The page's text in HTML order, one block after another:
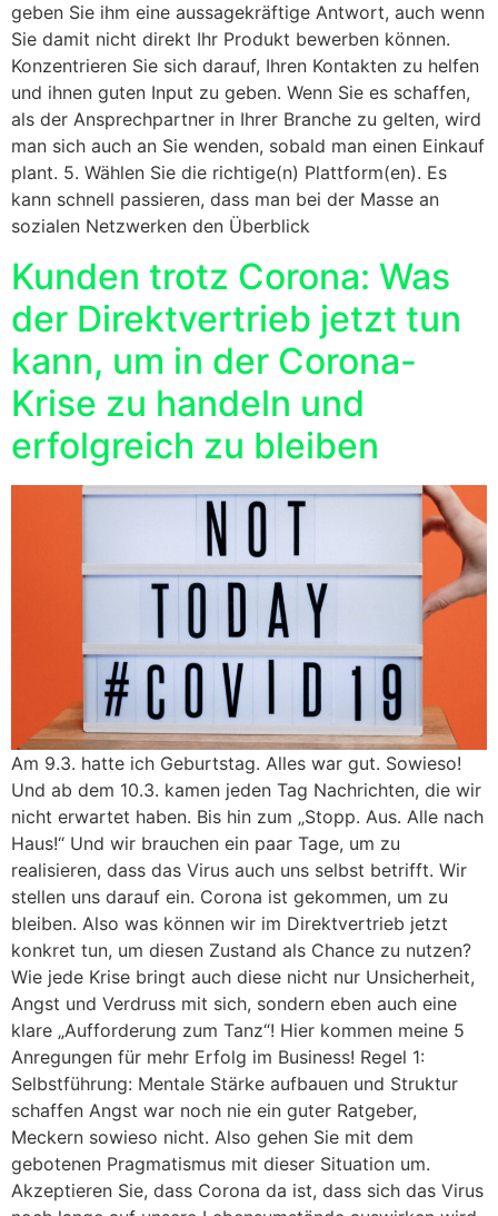
geben Sie ihm eine aussagekräftige Antwort, auch wenn
Sie damit nicht direkt Ihr Produkt bewerben können.
Konzentrieren Sie sich darauf, Ihren Kontakten zu helfen
und ihnen guten Input zu geben. Wenn Sie es schaffen,
als der Ansprechpartner in Ihrer Branche zu gelten, wird
man sich auch an Sie wenden, sobald man einen Einkauf
plant. 5. Wählen Sie die richtige(n) Plattform(en). Es
kann schnell passieren, dass man bei der Masse an
sozialen Netzwerken den Überblick
Kunden trotz Corona: Was
der Direktvertrieb jetzt tun
kann, um in der Corona-
Krise zu handeln und
erfolgreich zu bleiben
Am 9.3. hatte ich Geburtstag. Alles war gut. Sowieso!
Und ab dem 10.3. kamen jeden Tag Nachrichten, die wir
nicht erwartet haben. Bis hin zum „Stopp. Aus. Alle nach
Haus!“ Und wir brauchen ein paar Tage, um zu
realisieren, dass das Virus auch uns selbst betrifft. Wir
stellen uns darauf ein. Corona ist gekommen, um zu
bleiben. Also was können wir im Direktvertrieb jetzt
konkret tun, um diesen Zustand als Chance zu nutzen?
Wie jede Krise bringt auch diese nicht nur Unsicherheit,
Angst und Verdruss mit sich, sondern eben auch eine
klare „Aufforderung zum Tanz“! Hier kommen meine 5
Anregungen für mehr Erfolg im Business! Regel 1:
Selbstführung: Mentale Stärke aufbauen und Struktur
schaffen Angst war noch nie ein guter Ratgeber,
Meckern sowieso nicht. Also gehen Sie mit dem
gebotenen Pragmatismus mit dieser Situation um.
Akzeptieren Sie, dass Corona da ist, dass sich das Virus